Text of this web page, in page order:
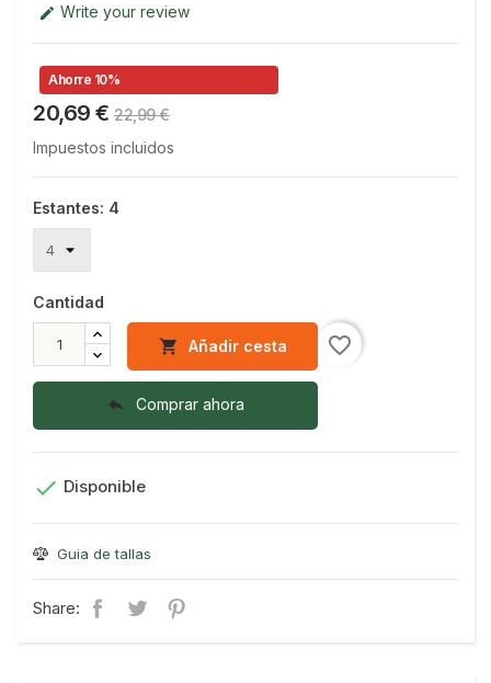
 Write your review
Ahorre 10%
20,69 € 22,99 €
Impuestos incluidos
Estantes: 4
Cantidad
 Añadir cesta
 Comprar ahora
favorite_border
 Disponible
Guia de tallas
Share: